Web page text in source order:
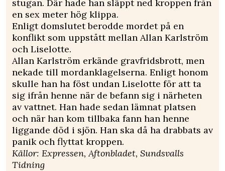
stugan. Där hade han släppt ned kroppen från
en sex meter hög klippa.
Enligt domslutet berodde mordet på en
konflikt som uppstått mellan Allan ­Karlström
och Liselotte.
Allan Karlström erkände gravfridsbrott, men
nekade till mordanklagelserna. Enligt honom
skulle han ha föst undan Liselotte för att ta
sig ifrån henne när de befann sig i närheten
av vattnet. Han hade sedan lämnat platsen
och när han kom tillbaka fann han henne
liggande död i sjön. Han ska då ha drabbats av
panik och flyttat kroppen.
Källor: Expressen, Aftonbladet, Sundsvalls
Tidning